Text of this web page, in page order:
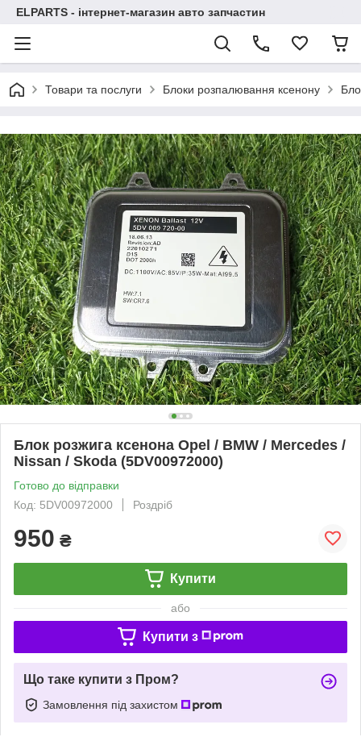
ELPARTS - інтернет-магазин авто запчастин
Товари та послуги Блоки розпалювання ксенону
Блок розжига ксенона Opel / BMW / Mercedes /
Nissan / Skoda (5DV00972000)
Готово до відправки
Код: 5DV00972000
Роздріб
950 ₴
Купити
або
Купити з
Що таке купити з Пром?
Замовлення під захистом